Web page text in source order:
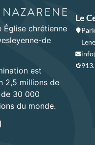
Église chrétienne
de
est
2,5 millions de
30 000
du monde.
Le